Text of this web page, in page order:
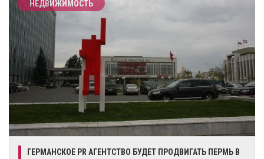
НЕДВИЖИМОСТЬ
ГЕРМАНСКОЕ PR АГЕНТСТВО БУДЕТ ПРОДВИГАТЬ ПЕРМЬ В